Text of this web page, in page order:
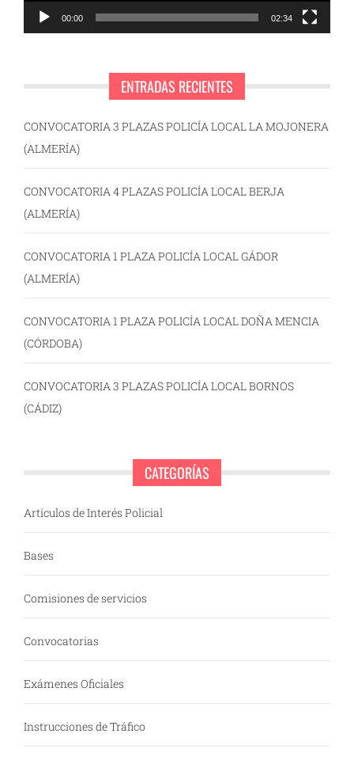
00:00 02:34
ENTRADAS RECIENTES
CONVOCATORIA 3 PLAZAS POLICÍA LOCAL LA MOJONERA
(ALMERÍA)
CONVOCATORIA 4 PLAZAS POLICÍA LOCAL BERJA
(ALMERÍA)
CONVOCATORIA 1 PLAZA POLICÍA LOCAL GÁDOR
(ALMERÍA)
CONVOCATORIA 1 PLAZA POLICÍA LOCAL DOÑA MENCIA
(CÓRDOBA)
CONVOCATORIA 3 PLAZAS POLICÍA LOCAL BORNOS
(CÁDIZ)
CATEGORÍAS
Artículos de Interés Policial
Bases
Comisiones de servicios
Convocatorias
Exámenes Oficiales
Instrucciones de Tráfico